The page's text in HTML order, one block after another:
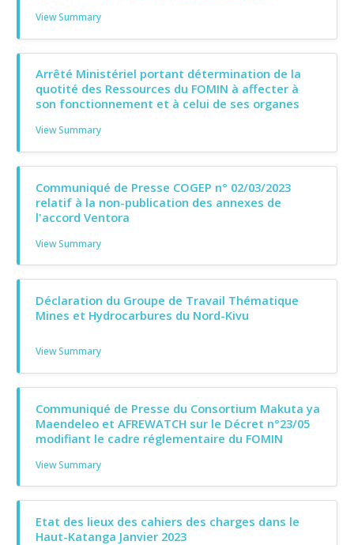
View Summary
Arrêté Ministériel portant détermination de la
quotité des Ressources du FOMIN à affecter à
son fonctionnement et à celui de ses organes
View Summary
Communiqué de Presse COGEP n° 02/03/2023
relatif à la non-publication des annexes de
l'accord Ventora
View Summary
Déclaration du Groupe de Travail Thématique
Mines et Hydrocarbures du Nord-Kivu
View Summary
Communiqué de Presse du Consortium Makuta ya
Maendeleo et AFREWATCH sur le Décret n°23/05
modifiant le cadre réglementaire du FOMIN
View Summary
Etat des lieux des cahiers des charges dans le
Haut-Katanga Janvier 2023